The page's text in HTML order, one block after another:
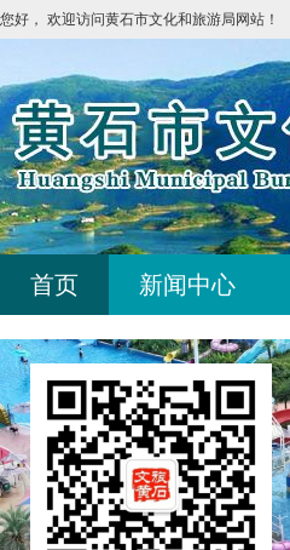
您好， 欢迎访问黄石市文化和旅游局网站！
首页 新闻中心